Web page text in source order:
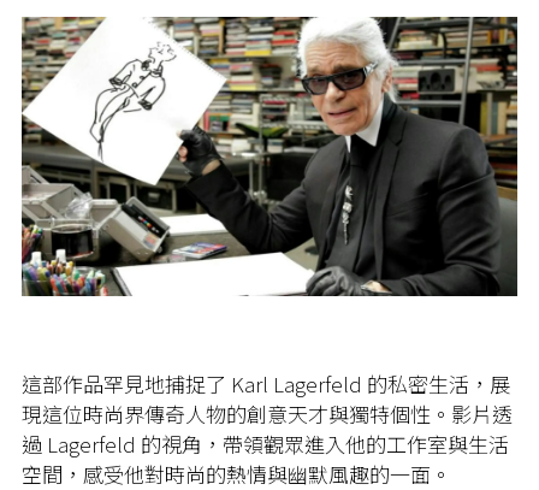
這部作品罕見地捕捉了 Karl Lagerfeld 的私密生活，展
現這位時尚界傳奇人物的創意天才與獨特個性。影片透
過 Lagerfeld 的視角，帶領觀眾進入他的工作室與生活
空間，感受他對時尚的熱情與幽默風趣的一面。